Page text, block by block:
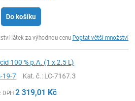
Do košíku
látek za výhodnou cenu Poptat větší množství
100 % p.A. (1 x 2.5 L)
19-7 Kat. č.: LC-7167.3
DPH 2 319,01 Kč